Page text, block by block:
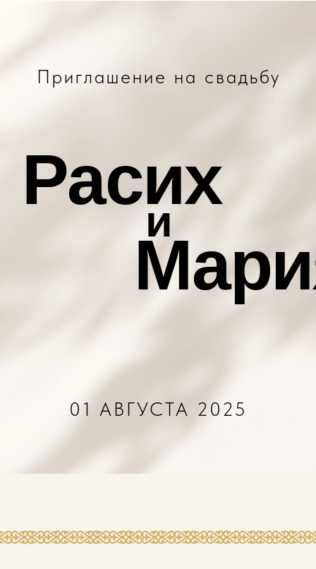
01 АВГУСТА 2025
Приглашение на свадьбу
Расих
и